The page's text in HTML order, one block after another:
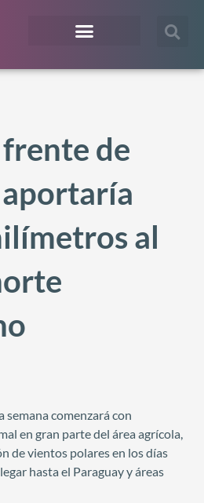
de
al
semana comenzará con
en gran parte del área agrícola,
de vientos polares en los días
hasta el Paraguay y áreas